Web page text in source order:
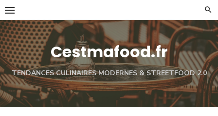
Skip
to
content
Cestmafood.fr
TENDANCES CULINAIRES MODERNES & STREETFOOD 2.0